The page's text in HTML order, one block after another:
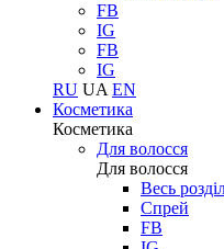
FB
IG
FB
IG
RU UA EN
Косметика
Косметика
Для волосся
Для волосся
Весь
Спрей
FB